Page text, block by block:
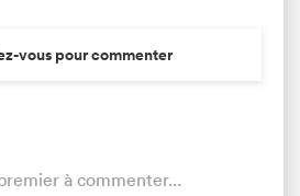
vous pour commenter
à commenter...